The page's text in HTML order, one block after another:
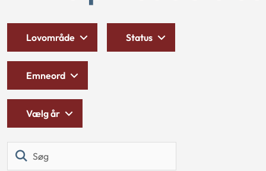
Lovområde Status
Emneord
Vælg år